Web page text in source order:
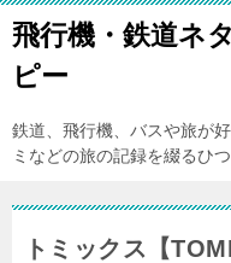
飛行機・鉄道ネ
ピー
鉄道、飛行機、バスや旅が
ミなどの旅の記録を綴るひ
トミックス【